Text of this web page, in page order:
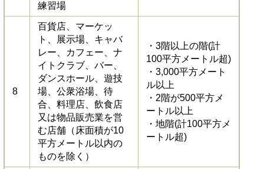
練習場
8
百貨店、マーケッ
ト、展示場、キャバ
レー、カフェー、ナ
イトクラブ、バー、
ダンスホール、遊技
場、公衆浴場、待
合、料理店、飲食店
又は物品販売業を営
む店舗（床面積が10
平方メートル以内の
ものを除く）
・3階以上の階(計
100平方メートル超)
・3,000平方メート
ル以上
・2階が500平方メ
ートル以上
・地階(計100平方メ
ートル超)